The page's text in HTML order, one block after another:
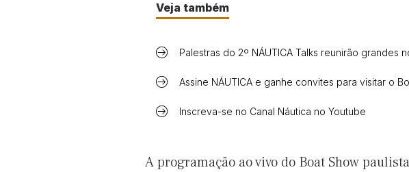
Veja também
Palestras do 2º NÁUTICA Talks reunirão grandes
Assine NÁUTICA e ganhe convites para visitar o
Inscreva-se no Canal Náutica no Youtube
A programação ao vivo do Boat Show